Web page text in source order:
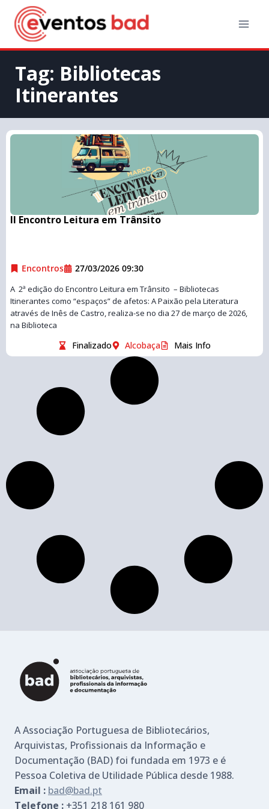
Tag: Bibliotecas
Itinerantes
II Encontro Leitura em Trânsito
Encontros 27/03/2026 09:30
A 2ª edição do Encontro Leitura em Trânsito – Bibliotecas
Itinerantes como “espaços” de afetos: A Paixão pela Literatura
através de Inês de Castro, realiza-se no dia 27 de março de 2026,
na Biblioteca
Finalizado Alcobaça Mais Info
A Associação Portuguesa de Bibliotecários,
Arquivistas, Profissionais da Informação e
Documentação (BAD) foi fundada em 1973 e é
Pessoa Coletiva de Utilidade Pública desde 1988.
Email : bad@bad.pt
Telefone : +351 218 161 980